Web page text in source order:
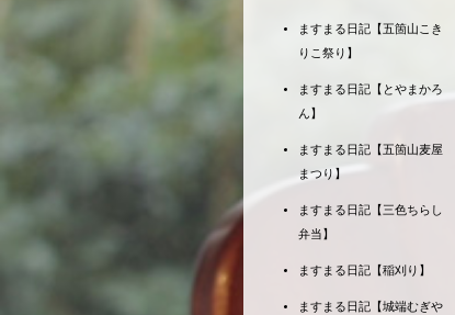
ますまる日記【五箇山こき
りこ祭り】
ますまる日記【とやまかろ
ん】
ますまる日記【五箇山麦屋
まつり】
ますまる日記【三色ちらし
弁当】
ますまる日記【稲刈り】
ますまる日記【城端むぎや